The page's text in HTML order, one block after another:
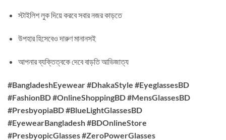
স্টাইলিশ লুক দিয়ে করবে সবার নজর কাড়তে
উপহার হিসেবেও দারুণ মানানসই
আপনার ব্যক্তিত্বকে দেবে বাড়তি আভিজাত্য
#BangladeshEyewear #DhakaStyle #EyeglassesBD
#FashionBD #OnlineShoppingBD #MensGlassesBD
#PresbyopiaBD #BlueLightGlassesBD
#EyewearBangladesh #BDOnlineStore
#PresbyopicGlasses #ZeroPowerGlasses